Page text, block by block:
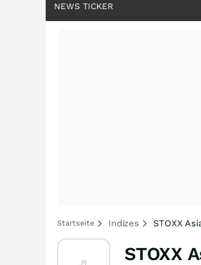
NEWS TICKER
Startseite Indizes STOXX
STOXX